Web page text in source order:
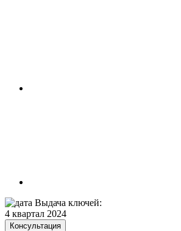
Выдача ключей:
4 квартал 2024
Консультация